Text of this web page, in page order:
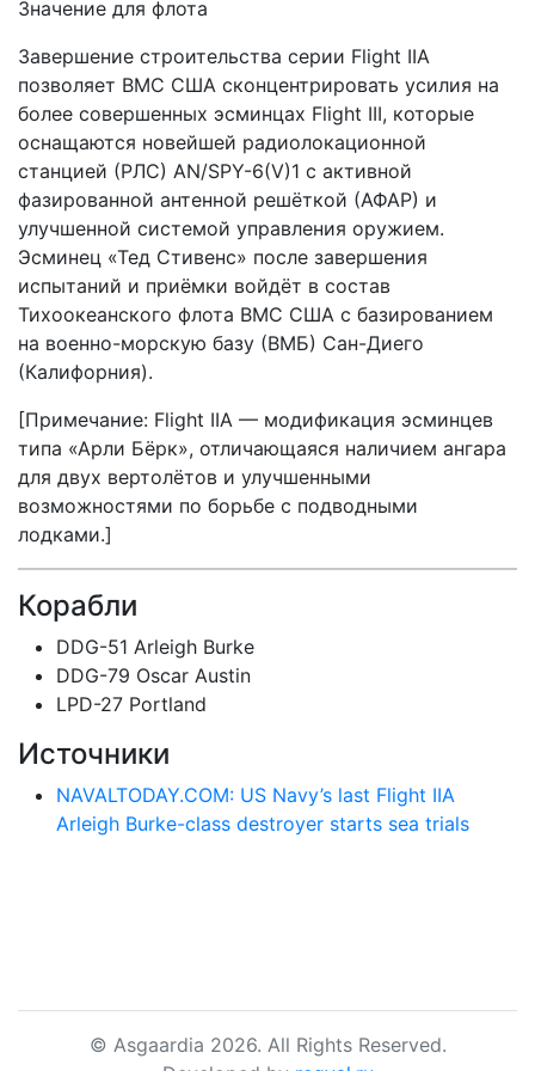
Значение для флота
Завершение строительства серии Flight IIA
позволяет ВМС США сконцентрировать усилия на
более совершенных эсминцах Flight III, которые
оснащаются новейшей радиолокационной
станцией (РЛС) AN/SPY-6(V)1 с активной
фазированной антенной решёткой (АФАР) и
улучшенной системой управления оружием.
Эсминец «Тед Стивенс» после завершения
испытаний и приёмки войдёт в состав
Тихоокеанского флота ВМС США с базированием
на военно-морскую базу (ВМБ) Сан-Диего
(Калифорния).
[Примечание: Flight IIA — модификация эсминцев
типа «Арли Бёрк», отличающаяся наличием ангара
для двух вертолётов и улучшенными
возможностями по борьбе с подводными
лодками.]
Корабли
DDG-51 Arleigh Burke
DDG-79 Oscar Austin
LPD-27 Portland
Источники
NAVALTODAY.COM: US Navy’s last Flight IIA
Arleigh Burke-class destroyer starts sea trials
© Asgaardia 2026. All Rights Reserved.